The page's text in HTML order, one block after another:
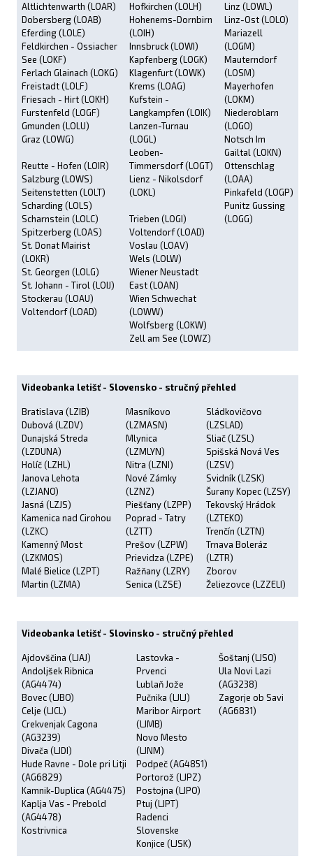
Altlichtenwarth (LOAR)
Dobersberg (LOAB)
Eferding (LOLE)
Feldkirchen - Ossiacher
See (LOKF)
Ferlach Glainach (LOKG)
Freistadt (LOLF)
Friesach - Hirt (LOKH)
Furstenfeld (LOGF)
Gmunden (LOLU)
Graz (LOWG)
Reutte - Hofen (LOIR)
Salzburg (LOWS)
Seitenstetten (LOLT)
Scharding (LOLS)
Scharnstein (LOLC)
Spitzerberg (LOAS)
St. Donat Mairist
(LOKR)
St. Georgen (LOLG)
St. Johann - Tirol (LOIJ)
Stockerau (LOAU)
Voltendorf (LOAD)
Hofkirchen (LOLH)
Hohenems-Dornbirn
(LOIH)
Innsbruck (LOWI)
Kapfenberg (LOGK)
Klagenfurt (LOWK)
Krems (LOAG)
Kufstein -
Langkampfen (LOIK)
Lanzen-Turnau
(LOGL)
Leoben-
Timmersdorf (LOGT)
Lienz - Nikolsdorf
(LOKL)
Trieben (LOGI)
Voltendorf (LOAD)
Voslau (LOAV)
Wels (LOLW)
Wiener Neustadt
East (LOAN)
Wien Schwechat
(LOWW)
Wolfsberg (LOKW)
Zell am See (LOWZ)
Linz (LOWL)
Linz-Ost (LOLO)
Mariazell
(LOGM)
Mauterndorf
(LOSM)
Mayerhofen
(LOKM)
Niederoblarn
(LOGO)
Notsch Im
Gailtal (LOKN)
Ottenschlag
(LOAA)
Pinkafeld (LOGP)
Punitz Gussing
(LOGG)
Videobanka letišť - Slovensko - stručný přehled
Bratislava (LZIB)
Dubová (LZDV)
Dunajská Streda
(LZDUNA)
Holíč (LZHL)
Janova Lehota
(LZJANO)
Jasná (LZJS)
Kamenica nad Cirohou
(LZKC)
Kamenný Most
(LZKMOS)
Malé Bielice (LZPT)
Martin (LZMA)
Masníkovo
(LZMASN)
Mlynica
(LZMLYN)
Nitra (LZNI)
Nové Zámky
(LZNZ)
Piešťany (LZPP)
Poprad - Tatry
(LZTT)
Prešov (LZPW)
Prievidza (LZPE)
Ražňany (LZRY)
Senica (LZSE)
Sládkovičovo
(LZSLAD)
Sliač (LZSL)
Spišská Nová Ves
(LZSV)
Svidník (LZSK)
Šurany Kopec (LZSY)
Tekovský Hrádok
(LZTEKO)
Trenčín (LZTN)
Trnava Boleráz
(LZTR)
Zborov
Želiezovce (LZZELI)
Videobanka letišť - Slovinsko - stručný přehled
Ajdovščina (LJAJ)
Andoljšek Ribnica
(AG4474)
Bovec (LJBO)
Celje (LJCL)
Crekvenjak Cagona
(AG3239)
Divača (LJDI)
Hude Ravne - Dole pri Litji
(AG6829)
Kamnik-Duplica (AG4475)
Kaplja Vas - Prebold
(AG4478)
Kostrivnica
Lastovka -
Prvenci
Lublaň Jože
Pučnika (LJLJ)
Maribor Airport
(LJMB)
Novo Mesto
(LJNM)
Podpeč (AG4851)
Portorož (LJPZ)
Postojna (LJPO)
Ptuj (LJPT)
Radenci
Slovenske
Konjice (LJSK)
Šoštanj (LJSO)
Ula Novi Lazi
(AG3238)
Zagorje ob Savi
(AG6831)